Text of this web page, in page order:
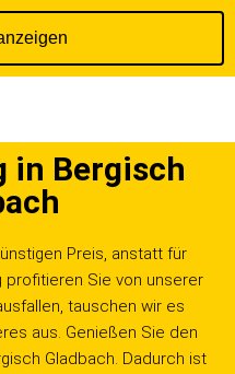
in Bergisch
Preis, anstatt für
profitieren Sie von unserer
tauschen wir es
aus. Genießen Sie den
Gladbach. Dadurch ist